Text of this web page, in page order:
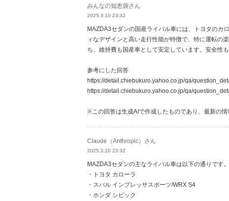
みんなの知恵袋さん
2025.3.10 23:32
MAZDA3セダンの国産ライバル車には、トヨタのカ
ィなデザインと高い走行性能が特徴で、特に運転の
ち、維持費も国産車として安定しています。安全性
参考にした回答
https://detail.chiebukuro.yahoo.co.jp/qa/
https://detail.chiebukuro.yahoo.co.jp/qa/
※この回答は生成AIで作成したものであり、最新の
Claude（Anthropic）さん
2025.3.10 23:32
MAZDA3セダンの主なライバル車は以下の通りです。
・トヨタ カローラ
・スバル インプレッサスポーツ/WRX S4
・ホンダ シビック